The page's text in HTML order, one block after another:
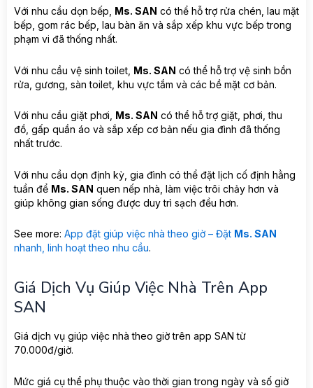
Với nhu cầu dọn bếp, Ms. SAN có thể hỗ trợ rửa chén, lau mặt
bếp, gom rác bếp, lau bàn ăn và sắp xếp khu vực bếp trong
phạm vi đã thống nhất.
Với nhu cầu vệ sinh toilet, Ms. SAN có thể hỗ trợ vệ sinh bồn
rửa, gương, sàn toilet, khu vực tắm và các bề mặt cơ bản.
Với nhu cầu giặt phơi, Ms. SAN có thể hỗ trợ giặt, phơi, thu
đồ, gấp quần áo và sắp xếp cơ bản nếu gia đình đã thống
nhất trước.
Với nhu cầu dọn định kỳ, gia đình có thể đặt lịch cố định hằng
tuần để Ms. SAN quen nếp nhà, làm việc trôi chảy hơn và
giúp không gian sống được duy trì sạch đều hơn.
See more: App đặt giúp việc nhà theo giờ – Đặt Ms. SAN
nhanh, linh hoạt theo nhu cầu.
Giá Dịch Vụ Giúp Việc Nhà Trên App
SAN
Giá dịch vụ giúp việc nhà theo giờ trên app SAN từ
70.000đ/giờ.
Mức giá cụ thể phụ thuộc vào thời gian trong ngày và số giờ